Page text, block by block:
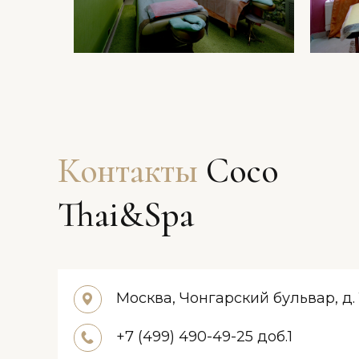
Контакты Coco
Thai&Spa
Москва, Чонгарский бульвар, д.
+7 (499) 490-49-25 доб.1